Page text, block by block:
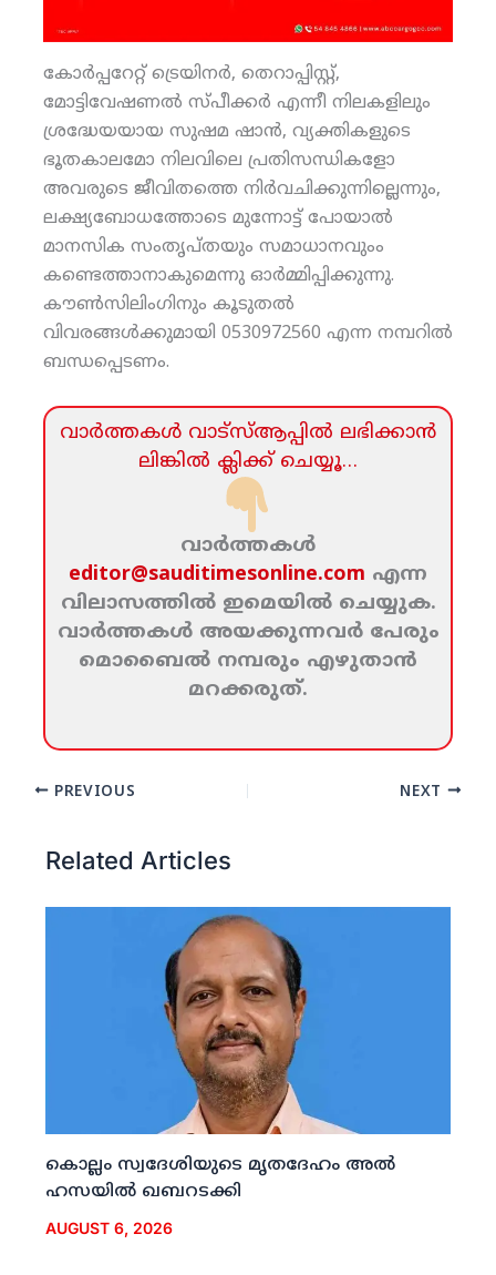
കോര്‍പ്പറേറ്റ് ട്രെയിനര്‍, തെറാപ്പിസ്റ്റ്,
മോട്ടിവേഷണല്‍ സ്പീക്കര്‍ എന്നീ നിലകളിലും
ശ്രദ്ധേയയായ സുഷമ ഷാന്‍, വ്യക്തികളുടെ
ഭൂതകാലമോ നിലവിലെ പ്രതിസന്ധികളോ
അവരുടെ ജീവിതത്തെ നിര്‍വചിക്കുന്നില്ലെന്നും,
ലക്ഷ്യബോധത്തോടെ മുന്നോട്ട് പോയാല്‍
മാനസിക സംതൃപ്തയും സമാധാനവുംം
കണ്ടെത്താനാകുമെന്നു ഓര്‍മ്മിപ്പിക്കുന്നു.
കൗണ്‍സിലിംഗിനും കൂടുതല്‍
വിവരങ്ങള്‍ക്കുമായി 0530972560 എന്ന നമ്പറില്‍
ബന്ധപ്പെടണം.
വാര്‍ത്തകള്‍ വാട്‌സ്‌ആപ്പില്‍ ലഭിക്കാന്‍
ലിങ്കില്‍ ക്ലിക്ക്‌ ചെയ്യൂ…
വാര്‍ത്തകള്‍
editor@sauditimesonline.com എന്ന
വിലാസത്തില്‍ ഇമെയില്‍ ചെയ്യുക.
വാര്‍ത്തകള്‍ അയക്കുന്നവര്‍ പേരും
മൊബൈല്‍ നമ്പരും എഴുതാന്‍
മറക്കരുത്‌.
PREVIOUS NEXT
Related Articles
കൊല്ലം സ്വദേശിയുടെ മൃതദേഹം അല്‍
ഹസയില്‍ ഖബറടക്കി
AUGUST 6, 2026